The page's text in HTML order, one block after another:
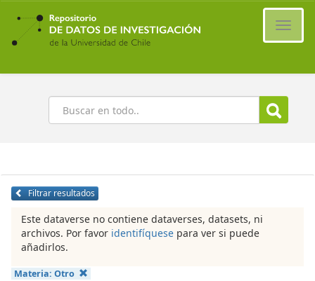
Ir
contenido
principal
Buscar
Filtrar resultados
Este dataverse no contiene dataverses, datasets, ni
archivos. Por favor identifíquese para ver si puede
añadirlos.
Materia: Otro